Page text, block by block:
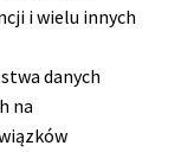
i wielu innych
danych
na